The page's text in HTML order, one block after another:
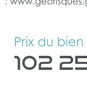
Prix du bien
102